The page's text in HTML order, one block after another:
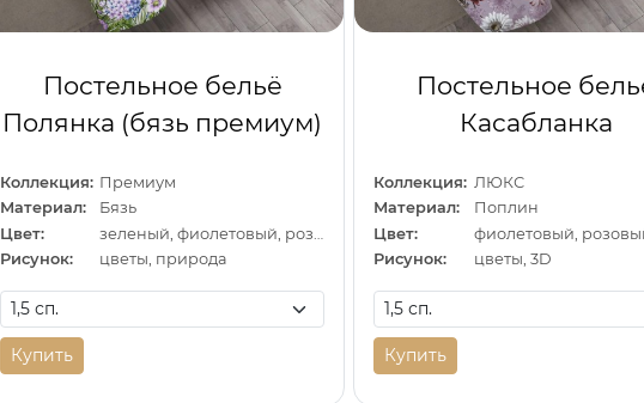
Постельное бельё
Полянка (бязь премиум)
Коллекция: Премиум
Материал:
Бязь
Цвет:
Рисунок:
цветы, природа
Купить
Постельное
Касабланка
Коллекция: ЛЮКС
Материал:
Поплин
Цвет:
Рисунок:
цветы, 3D
Купить